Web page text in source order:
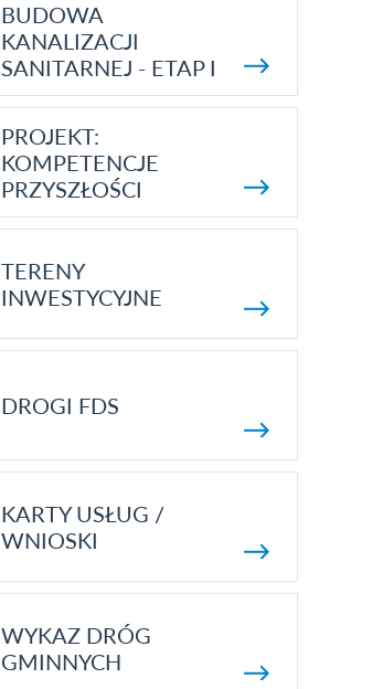
BUDOWA
KANALIZACJI
SANITARNEJ - ETAP I
PROJEKT:
KOMPETENCJE
PRZYSZŁOŚCI
TERENY
INWESTYCYJNE
DROGI FDS
KARTY USŁUG /
WNIOSKI
WYKAZ DRÓG
GMINNYCH